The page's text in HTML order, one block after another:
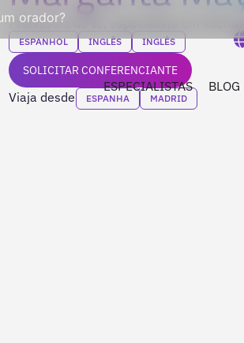
orador?
ESPECIALISTAS BLOG
Professora do IE, especialista em
ESPANHOL INGLÊS INGLÊS
SOLICITAR CONFERENCIANTE
Viaja desde ESPANHA MADRID